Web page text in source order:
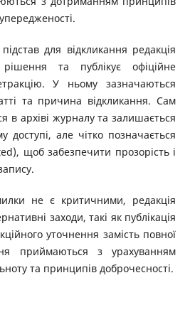
для відкликання редакція
та публікує офіційне
У ньому зазначаються
та причина відкликання. Сам
в архіві журналу та залишається
доступі, але чітко позначається
щоб забезпечити прозорість і
не є критичними, редакція
заходи, такі як публікація
уточнення замість повної
приймаються з урахуванням
та принципів доброчесності.